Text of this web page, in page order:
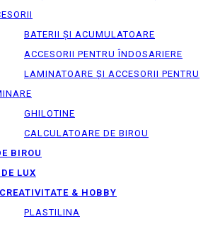
BATERII ȘI ACUMULATOARE
ACCESORII PENTRU ÎNDOSARIERE
LAMINATOARE ȘI ACCESORII PENTRU
GHILOTINE
CALCULATOARE DE BIROU
BIROU
LUX
& HOBBY
PLASTILINA